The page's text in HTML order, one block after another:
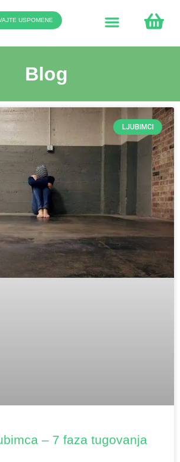
USPOMENE
Blog
LJUBIMCI
– 7 faza tugovanja